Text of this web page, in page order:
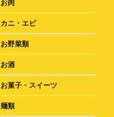
お肉
カニ・エビ
お野菜類
お酒
お菓子・スイーツ
麺類